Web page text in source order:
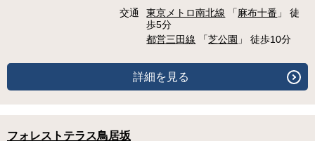
交通
東京メトロ南北線 「麻布十番 」 徒
歩5分
都営三田線 「芝公園 」 徒歩10分
詳細を見る
フォレストテラス鳥居坂